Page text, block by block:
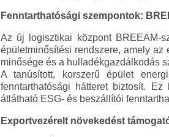
Fenntarthatósági szempontok:
Az új logisztikai központ BREEAM-
épületminősítési rendszere, amely
minősége és a hulladékgazdálkodás
A tanúsított, korszerű épület
fenntarthatósági hátteret biztosít.
átlátható ESG- és beszállítói
Exportvezérelt növekedést